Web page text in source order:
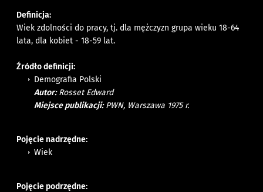
Definicja:
Wiek zdolności do pracy, tj. dla mężczyzn grupa wieku 18-64
lata, dla kobiet - 18-59 lat.
Źródło definicji:
Demografia Polski
Autor:Rosset Edward
Miejsce publikacji:PWN, Warszawa 1975 r.
Pojęcie nadrzędne:
Wiek
Pojęcie podrzędne: